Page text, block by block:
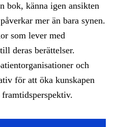
bok, känna igen ansikten
mer än bara synen.
som lever med
deras berättelser.
och
för att öka kunskapen